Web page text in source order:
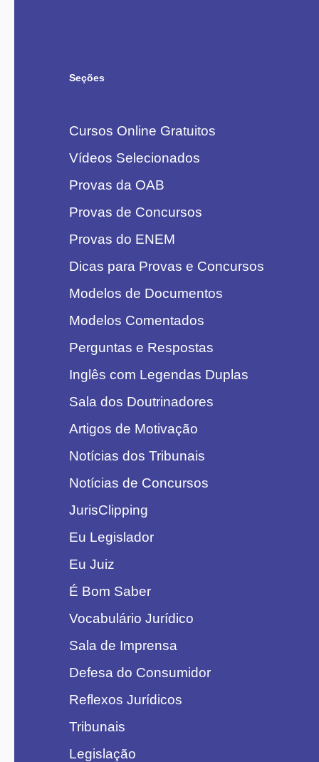
Seções
Cursos Online Gratuitos
Vídeos Selecionados
Provas da OAB
Provas de Concursos
Provas do ENEM
Dicas para Provas e Concursos
Modelos de Documentos
Modelos Comentados
Perguntas e Respostas
Inglês com Legendas Duplas
Sala dos Doutrinadores
Artigos de Motivação
Notícias dos Tribunais
Notícias de Concursos
JurisClipping
Eu Legislador
Eu Juiz
É Bom Saber
Vocabulário Jurídico
Sala de Imprensa
Defesa do Consumidor
Reflexos Jurídicos
Tribunais
Legislação